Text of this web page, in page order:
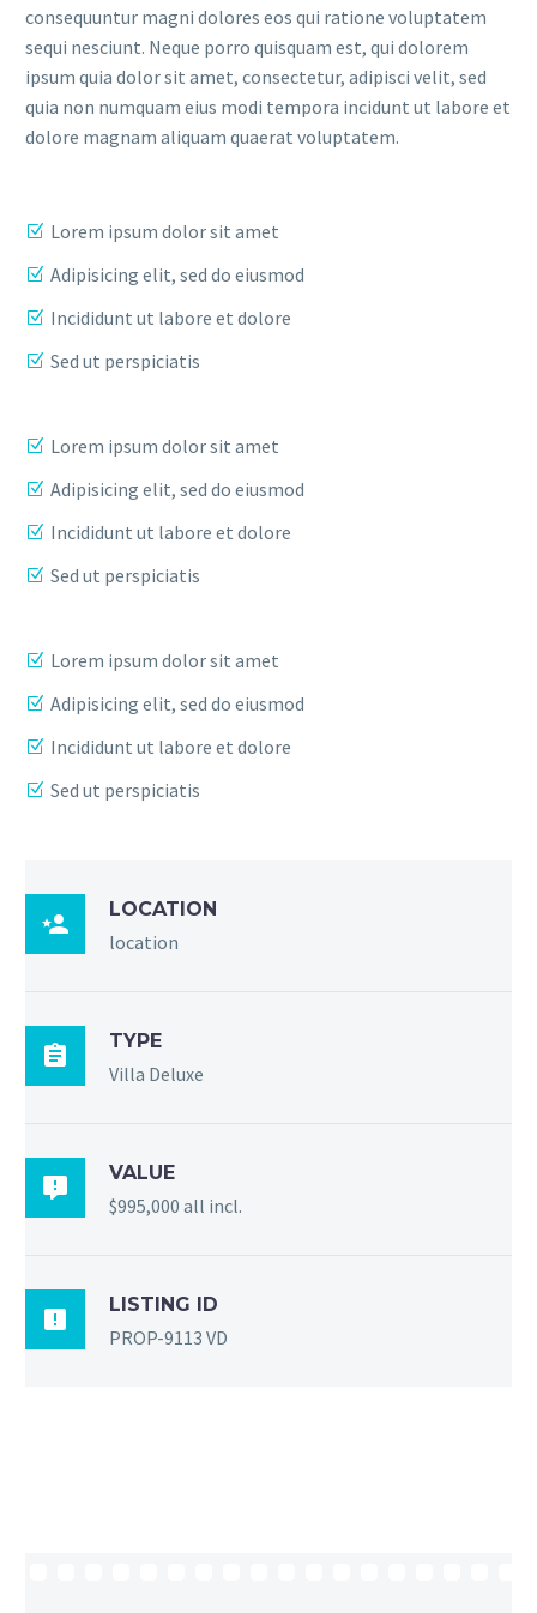
consequuntur magni dolores eos qui ratione voluptatem
sequi nesciunt. Neque porro quisquam est, qui dolorem
ipsum quia dolor sit amet, consectetur, adipisci velit, sed
quia non numquam eius modi tempora incidunt ut labore et
dolore magnam aliquam quaerat voluptatem.
Lorem ipsum dolor sit amet
Adipisicing elit, sed do eiusmod
Incididunt ut labore et dolore
Sed ut perspiciatis
Lorem ipsum dolor sit amet
Adipisicing elit, sed do eiusmod
Incididunt ut labore et dolore
Sed ut perspiciatis
Lorem ipsum dolor sit amet
Adipisicing elit, sed do eiusmod
Incididunt ut labore et dolore
Sed ut perspiciatis

LOCATION
location

TYPE
Villa Deluxe

VALUE
$995,000 all incl.

LISTING ID
PROP-9113 VD